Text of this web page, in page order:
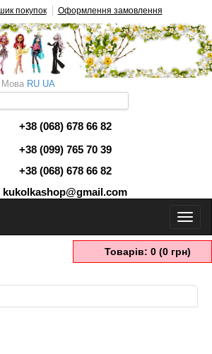
покупок Оформлення замовлення
Мова RU UA
Товарів: 0 (0 грн)
+38 (068) 678 66 82
+38 (099) 765 70 39
+38 (068) 678 66 82
kukolkashop@gmail.com